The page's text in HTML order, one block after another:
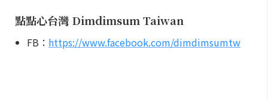
點點心台灣 Dimdimsum Taiwan
FB： https://www.facebook.com/dimdimsumtw